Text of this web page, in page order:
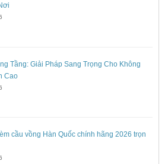
Tầng: Giải Pháp Sang Trọng Cho Không
Cao
cầu vồng Hàn Quốc chính hãng 2026 trọn